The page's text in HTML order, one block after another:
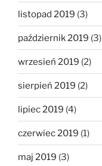
listopad 2019 (3)
październik 2019 (3)
wrzesień 2019 (2)
sierpień 2019 (2)
lipiec 2019 (4)
czerwiec 2019 (1)
maj 2019 (3)